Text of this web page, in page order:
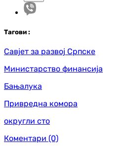
Тагови :
Савјет за развој Српске
Министарство финансија
Бањалука
Привредна комора
округли сто
Коментари (0)